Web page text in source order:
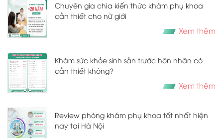
Chuyên gia chia kiến thức khám phụ khoa
cần thiết cho nữ giới
Xem thêm
Khám sức khỏe sinh sản trước hôn nhân có
cần thiết không?
Xem thêm
Review phòng khám phụ khoa tốt nhất hiện
nay tại Hà Nội